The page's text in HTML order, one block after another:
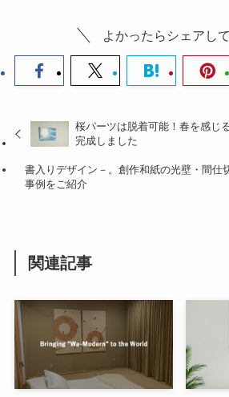
よかったらシェアして
桜パーツは脱着可能！春を感じ
完成しました
書入りデザイン－。創作和紙の光壁・間仕
事例をご紹介
関連記事